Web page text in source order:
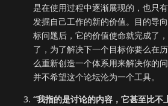
是在使用过程中逐渐展现的，也只
发掘自己工作的新的价值。目的导
标问题后，它的价值使命就完成了
了，为了解决下一个目标你要么在
么重新创造一个体系用来解决你的
并不希望这个论坛沦为一个工具。
“我指的是讨论的内容，它甚至比不